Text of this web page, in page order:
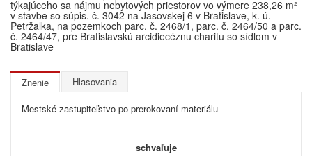
týkajúceho sa nájmu nebytových priestorov vo výmere 238,26 m²
v stavbe so súpis. č. 3042 na Jasovskej 6 v Bratislave, k. ú.
Petržalka, na pozemkoch parc. č. 2468/1, parc. č. 2464/50 a parc.
č. 2464/47, pre Bratislavskú arcidiecéznu charitu so sídlom v
Bratislave
Znenie Hlasovania
Mestské zastupiteľstvo po prerokovaní materiálu
schvaľuje